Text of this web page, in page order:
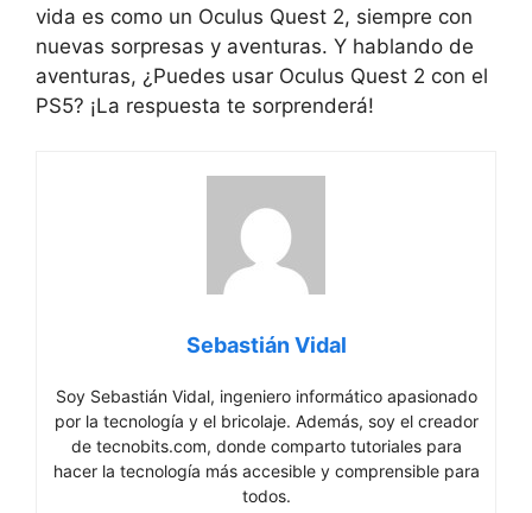
vida es como un Oculus Quest 2, siempre con
nuevas ​sorpresas y aventuras. Y hablando ⁤de
aventuras,⁣ ¿Puedes usar Oculus ​Quest⁤ 2 con⁢ el
PS5? ‍¡La respuesta te sorprenderá!
Sebastián Vidal
Soy Sebastián Vidal, ingeniero informático apasionado
por la tecnología y el bricolaje. Además, soy el creador
de tecnobits.com, donde comparto tutoriales para
hacer la tecnología más accesible y comprensible para
todos.